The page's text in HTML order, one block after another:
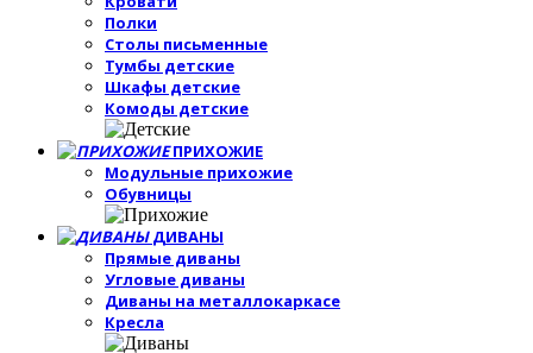
Полки
Столы письменные
Тумбы детские
Шкафы детские
Комоды детские
ПРИХОЖИЕ
Модульные прихожие
Обувницы
ДИВАНЫ
Прямые диваны
Угловые диваны
Диваны на металлокаркасе
Кресла